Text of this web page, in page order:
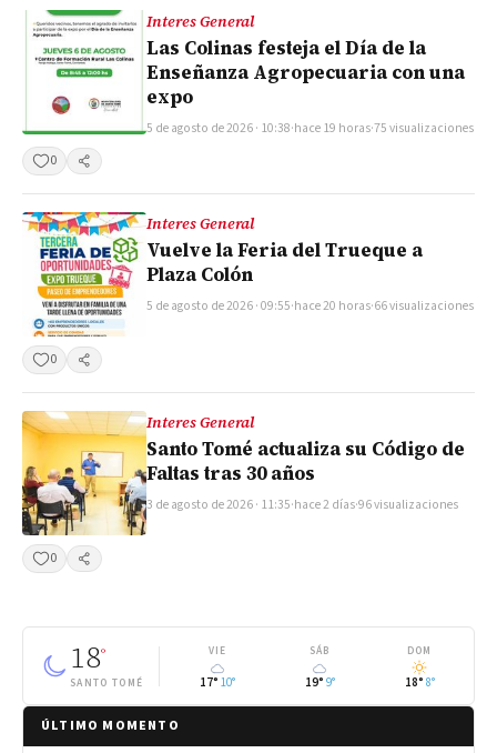
Interes General
Las Colinas festeja el Día de la
Enseñanza Agropecuaria con una
expo
5 de agosto de 2026 · 10:38·hace 19 horas·75 visualizaciones
0
Compartir
Interes General
Vuelve la Feria del Trueque a
Plaza Colón
5 de agosto de 2026 · 09:55·hace 20 horas·66 visualizaciones
0 Compartir
Interes General
Santo Tomé actualiza su Código de
Faltas tras 30 años
3 de agosto de 2026 · 11:35·hace 2 días·96 visualizaciones
0 Compartir
18°
SANTO TOMÉ
VIE
17° 10°
SÁB
19° 9°
DOM
18° 8°
ÚLTIMO MOMENTO